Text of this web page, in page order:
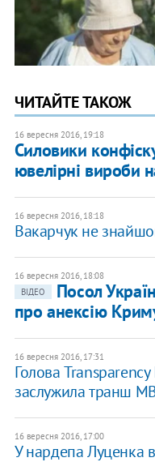
ЧИТАЙТЕ ТАКОЖ
16 вересня 2016, 19:18
Силовики
ювелірні вироби
16 вересня 2016, 18:18
Вакарчук не
16 вересня 2016, 18:08
ВІДЕО
Посол
про анексію
16 вересня 2016, 17:31
Голова
заслужила транш
16 вересня 2016, 17:00
У нардепа Луценка